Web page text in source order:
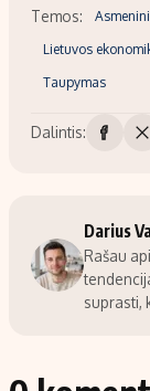
Temos:
Lietuvos
Taupymas
Dalintis:
Darius
Rašau
suprasti,